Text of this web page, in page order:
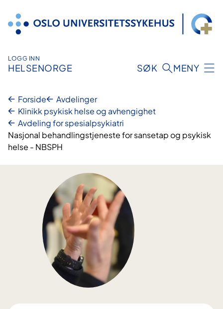
innhold
LOGG INN
HELSENORGE SØK MENY
Forside
Avdelinger
Klinikk psykisk helse og avhengighet
Avdeling for spesialpsykiatri
Nasjonal behandlingstjeneste for sansetap og psykisk
helse - NBSPH